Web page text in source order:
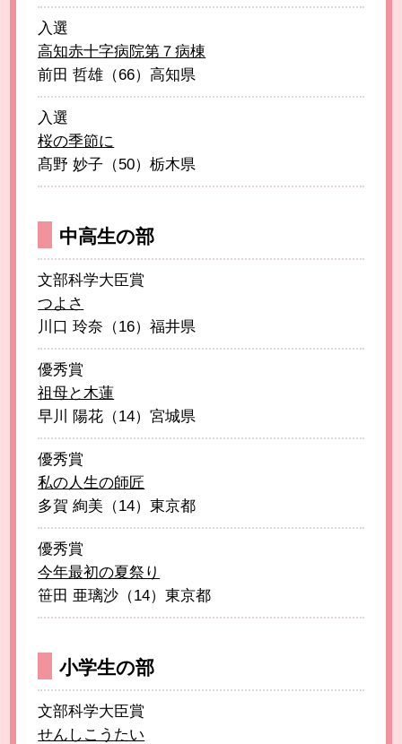
入選
高知赤十字病院第７病棟
前田 哲雄（66）高知県
入選
桜の季節に
髙野 妙子（50）栃木県
中高生の部
文部科学大臣賞
つよさ
川口 玲奈（16）福井県
優秀賞
祖母と木蓮
早川 陽花（14）宮城県
優秀賞
私の人生の師匠
多賀 絢美（14）東京都
優秀賞
今年最初の夏祭り
笹田 亜璃沙（14）東京都
小学生の部
文部科学大臣賞
せんしこうたい